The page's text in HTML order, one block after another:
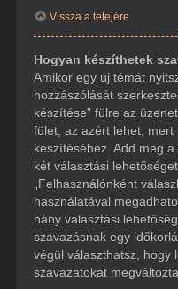
Vissza a tetejére
Hogyan készíthetek
Amikor egy új témát
hozzászólását
készítése” fülre az
fület, az azért lehet,
készítéséhez. Add meg
két választási
„Felhasználónként
használatával
hány választási
szavazásnak egy
végül választhatsz, hogy
szavazatokat